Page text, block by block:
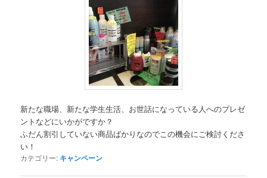
新たな職場、新たな学生生活、お世話になっている人へのプレゼ
ントなどにいかがですか？
ふだん割引していない商品ばかりなのでこの機会にご検討くださ
い！
カテゴリー: キャンペーン